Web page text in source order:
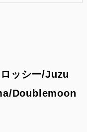
ッシー/Juzu
Doublemoon